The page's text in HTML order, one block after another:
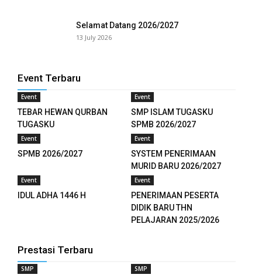
panel
panel
panel
panel
panel
Selamat Datang 2026/2027
13 July 2026
Event Terbaru
Event
TEBAR HEWAN QURBAN
TUGASKU
Event
SMP ISLAM TUGASKU
SPMB 2026/2027
Event
SPMB 2026/2027
Event
SYSTEM PENERIMAAN
MURID BARU 2026/2027
Event
IDUL ADHA 1446 H
Event
PENERIMAAN PESERTA
DIDIK BARU THN
PELAJARAN 2025/2026
Prestasi Terbaru
SMP SMP